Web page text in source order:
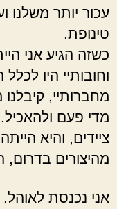
עכור יותר משלנו
טינופת.
כשזה הגיע אני
וחובותיי היו
מחברותיי,
מדי פעם
ציידים, והיא
מהיצורים
אני נכנסת